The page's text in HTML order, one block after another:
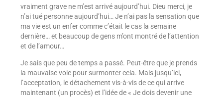
vraiment grave ne m’est arrivé aujourd’hui. Dieu merci, je
n’ai tué personne aujourd’hui… Je n’ai pas la sensation que
ma vie est un enfer comme c’était le cas la semaine
dernière… et beaucoup de gens m’ont montré de l’attention
et de l’amour…
Je sais que peu de temps a passé. Peut-être que je prends
la mauvaise voie pour surmonter cela. Mais jusqu’ici,
l’acceptation, le détachement vis-à-vis de ce qui arrive
maintenant (un procès) et l’idée de « Je dois devenir une